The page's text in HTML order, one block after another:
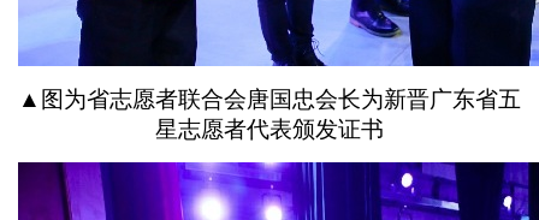
▲图为省志愿者联合会唐国忠会长为新晋广东省五
星志愿者代表颁发证书